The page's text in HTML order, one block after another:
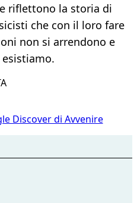
riflettono la storia di
che con il loro fare
non si arrendono e
Discover di Avvenire